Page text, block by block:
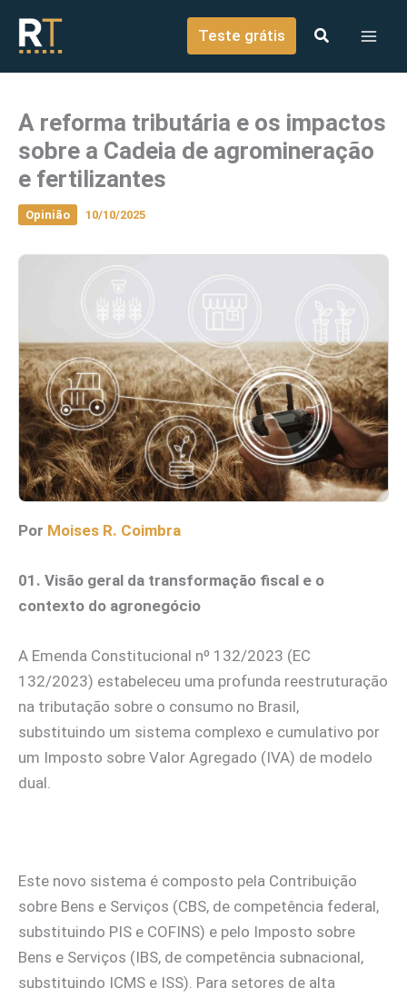
conteúdo
Teste grátis
A reforma tributária e os impactos
sobre a Cadeia de agromineração
e fertilizantes
Opinião 10/10/2025
Por Moises R. Coimbra
01. Visão geral da transformação fiscal e o
contexto do agronegócio
A Emenda Constitucional nº 132/2023 (EC
132/2023) estabeleceu uma profunda reestruturação
na tributação sobre o consumo no Brasil,
substituindo um sistema complexo e cumulativo por
um Imposto sobre Valor Agregado (IVA) de modelo
dual.
Este novo sistema é composto pela Contribuição
sobre Bens e Serviços (CBS, de competência federal,
substituindo PIS e COFINS) e pelo Imposto sobre
Bens e Serviços (IBS, de competência subnacional,
substituindo ICMS e ISS). Para setores de alta